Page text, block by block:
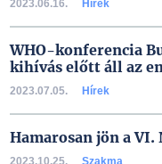
2023.06.16. Hírek
WHO-konferencia
kihívás előtt áll az
2023.07.05. Hírek
Hamarosan jön a VI.
2023.10.25. Szakma